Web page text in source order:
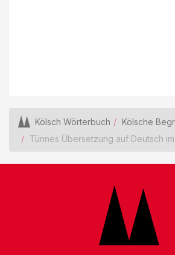
Kölsch Wörterbuch
Kölsche
Tünnes Übersetzung auf Deutsch